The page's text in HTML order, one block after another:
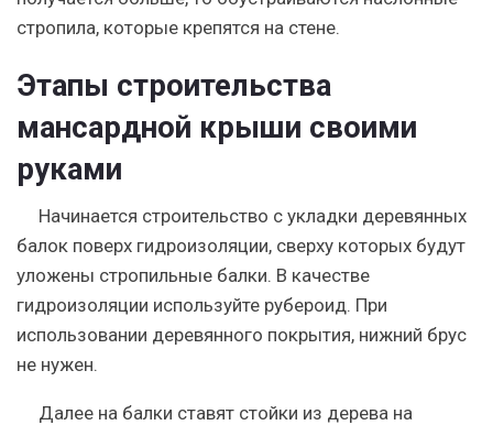
стропила, которые крепятся на стене.
Этапы строительства
мансардной крыши своими
руками
Начинается строительство с укладки деревянных
балок поверх гидроизоляции, сверху которых будут
уложены стропильные балки. В качестве
гидроизоляции используйте рубероид. При
использовании деревянного покрытия, нижний брус
не нужен.
Далее на балки ставят стойки из дерева на